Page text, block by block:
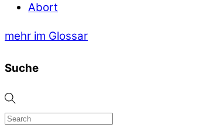
Abort
mehr im Glossar
Suche